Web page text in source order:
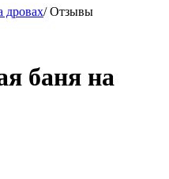
дровах/ Отзывы
баня на